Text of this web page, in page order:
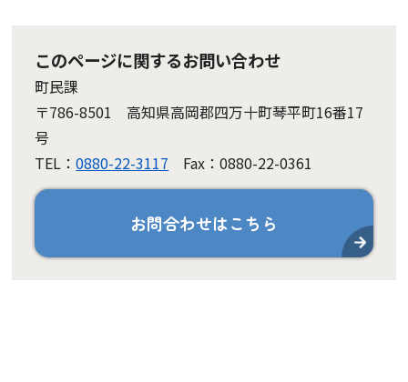
このページに関するお問い合わせ
町民課
〒786-8501 高知県高岡郡四万十町琴平町16番17
号
TEL：0880-22-3117 Fax：0880-22-0361
お問合わせはこちら